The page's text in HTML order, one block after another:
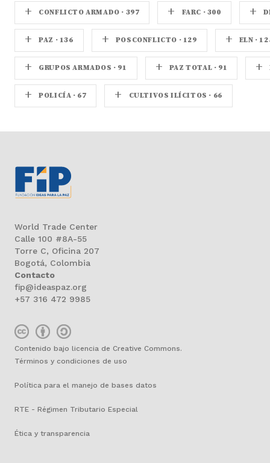
+ CONFLICTO ARMADO · 397 + FARC · 300 +
+ PAZ · 136 + POSCONFLICTO · 129 + ELN ·
+ GRUPOS ARMADOS · 91 + PAZ TOTAL · 91 +
+ POLICÍA · 67 + CULTIVOS ILÍCITOS · 66
World Trade Center
Calle 100 #8A-55
Torre C, Oficina 207
Bogotá, Colombia
Contacto
fip@ideaspaz.org
+57 316 472 9985
Contenido bajo licencia de Creative Commons.
Términos y condiciones de uso
Política para el manejo de bases datos
RTE - Régimen Tributario Especial
Ética y transparencia